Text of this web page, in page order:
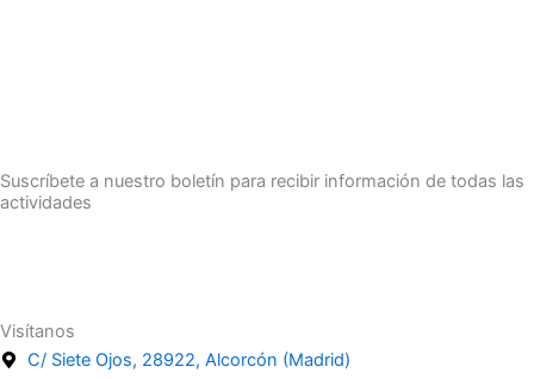
Suscríbete a nuestro boletín para recibir información de todas las
actividades
Visítanos
C/ Siete Ojos, 28922, Alcorcón (Madrid)